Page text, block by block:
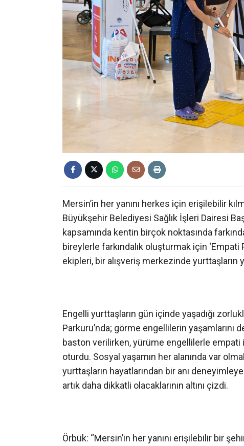
Mersin’in her yanını herkes için erişilebilir
Büyükşehir Belediyesi Sağlık İşleri Dairesi
kapsamında kentin birçok noktasında
bireylerle farkındalık oluşturmak için ‘Empati
ekipleri, bir alışveriş merkezinde yurttaşların
Engelli yurttaşların gün içinde yaşadığı
Parkuru’nda; görme engellilerin yaşamlarını
baston verilirken, yürüme engellilerle
oturdu. Sosyal yaşamın her alanında var
yurttaşların hayatlarından bir anı
artık daha dikkatli olacaklarının altını çizdi.
Örbük: “Mersin’in her yanını erişilebilir bir